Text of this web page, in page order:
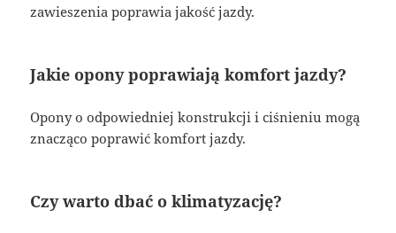
zawieszenia poprawia jakość jazdy.
Jakie opony poprawiają komfort jazdy?
Opony o odpowiedniej konstrukcji i ciśnieniu mogą
znacząco poprawić komfort jazdy.
Czy warto dbać o klimatyzację?